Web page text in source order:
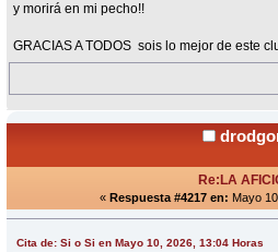
y morirá en mi pecho!!
GRACIAS A TODOS sois lo mejor de este
Re:LA
« Respuesta #4217 en: Mayo
Cita de: Si o Si en Mayo 10, 2026, 13:04 Horas